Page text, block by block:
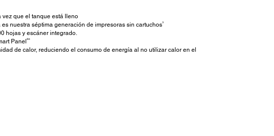
que el tanque está lleno
nuestra séptima generación de impresoras sin cartuchos3
hojas y escáner integrado.
Panel ®4
de calor, reduciendo el consumo de energía al no utilizar calor en el